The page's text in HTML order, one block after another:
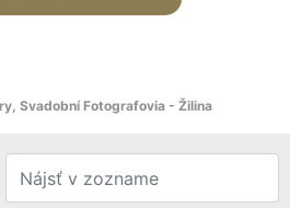
Svadobní Fotografovia - Žilina